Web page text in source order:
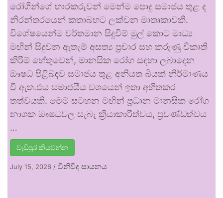
රෝගීන්ගේ භාරකරුවන් මෙන්ම පොදු සමාජය තුළ ද
නිරන්තරයෙන් කතාබහට ලක්වන මාතෘකාවකි.
විශේෂයෙන්ම වර්තමාන සිදුවීම් මුල් කොට මාධ්‍ය
මඟින් සිදුවන ඇතැම් අසත්‍ය ප්‍රචාර සහ කරුණු විකෘති
කිරීම් හේතුවෙන්, මානසික රෝග සඳහා ලබාදෙන
ඖෂධ පිළිබඳව සමාජය තුළ අනියත බියක් නිර්මාණය
වී ඇත.එය සමාජයීය වශයෙන් ඉතා අහිතකර
තත්වයකි. මෙම සටහන මඟින් ප්‍රධාන මානසික රෝග
නාශක ඖෂධවල සැබෑ ක්‍රියාකාරීත්වය, ප්‍රචණ්ඩත්වය
…
වැඩිපුර කියවන්න
July 15, 2026 / විනිවිද සායනය